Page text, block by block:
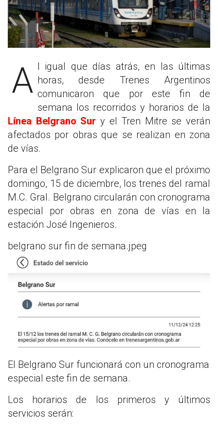
Al igual que días atrás, en las últimas horas, desde Trenes Argentinos
comunicaron que por este fin de
semana los recorridos y horarios de la
Línea Belgrano Sur y el Tren Mitre se verán
afectados por obras que se realizan en zona
de vías.
Para el Belgrano Sur explicaron que el próximo
domingo, 15 de diciembre, los trenes del ramal
M.C. Gral. Belgrano circularán con cronograma
especial por obras en zona de vías en la
estación José Ingenieros.
belgrano sur fin de semana.jpeg
El Belgrano Sur funcionará con un cronograma
especial este fin de semana.
Los horarios de los primeros y últimos
servicios serán: